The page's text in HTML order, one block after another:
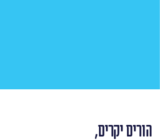
הורים יקרים,